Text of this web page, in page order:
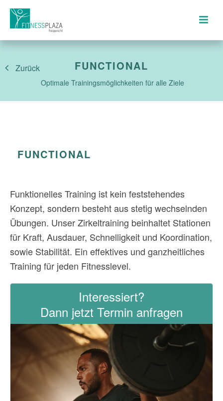
Zurück FUNCTIONAL
Optimale Trainingsmöglichkeiten für alle Ziele
FUNCTIONAL
Funktionelles Training ist kein feststehendes
Konzept, sondern besteht aus stetig wechselnden
Übungen. Unser Zirkeltraining beinhaltet Stationen
für Kraft, Ausdauer, Schnelligkeit und Koordination,
sowie Stabilität. Ein effektives und ganzheitliches
Training für jeden Fitnesslevel.
Interessiert?
Dann jetzt Termin anfragen